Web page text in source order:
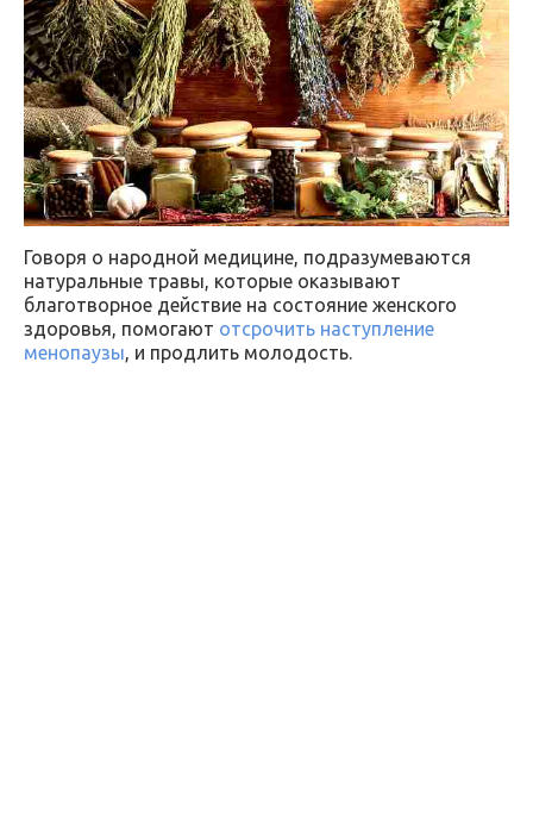
Говоря о народной медицине, подразумеваются
натуральные травы, которые оказывают
благотворное действие на состояние женского
здоровья, помогают отсрочить наступление
менопаузы, и продлить молодость.